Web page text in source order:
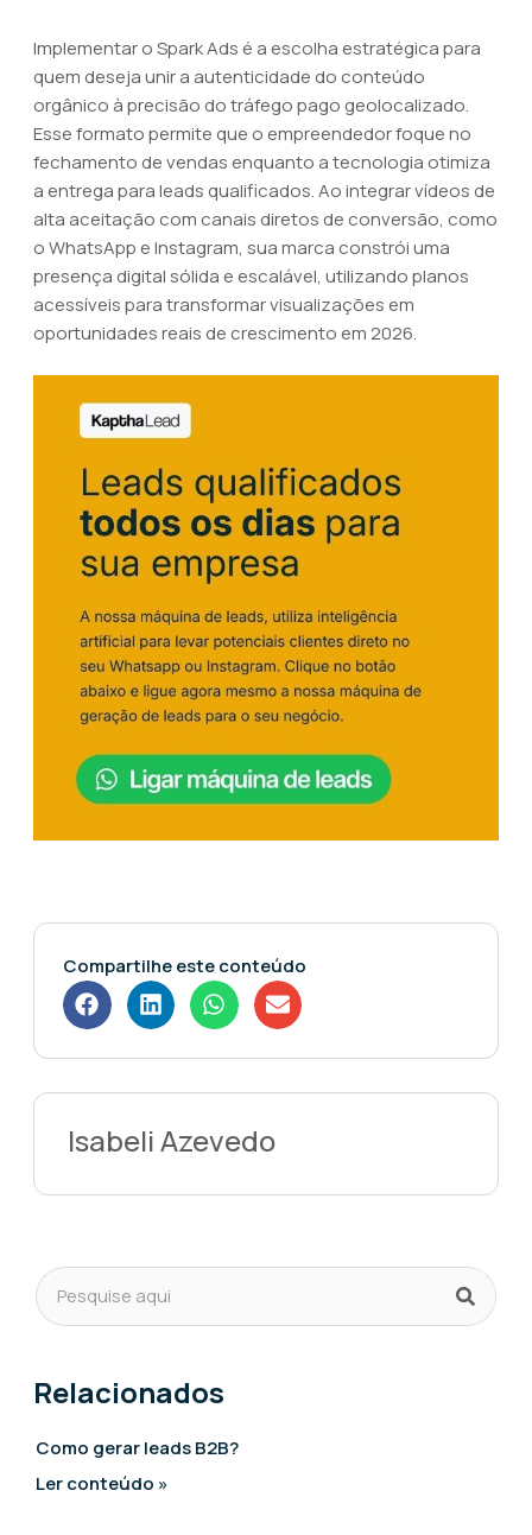
Implementar o Spark Ads é a escolha estratégica para
quem deseja unir a autenticidade do conteúdo
orgânico à precisão do tráfego pago geolocalizado.
Esse formato permite que o empreendedor foque no
fechamento de vendas enquanto a tecnologia otimiza
a entrega para leads qualificados. Ao integrar vídeos de
alta aceitação com canais diretos de conversão, como
o WhatsApp e Instagram, sua marca constrói uma
presença digital sólida e escalável, utilizando planos
acessíveis para transformar visualizações em
oportunidades reais de crescimento em 2026.
Compartilhe este conteúdo
Isabeli Azevedo
Relacionados
Como gerar leads B2B?
Ler conteúdo »